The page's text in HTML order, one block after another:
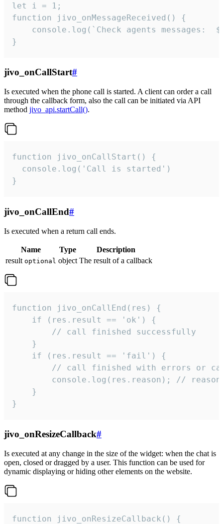
let i = 1;
function jivo_onMessageReceived() {
}
jivo_onCallStart#
Is executed when the phone call is started. A client can order a call
through the callback form, also the call can be initiated via API
method jivo_api.startCall().
function jivo_onCallStart() {
  console.log('Call is started')
}
jivo_onCallEnd#
Is executed when a return call ends.
Name Type
Description
result optional object The result of a callback
function jivo_onCallEnd(res) {
    if (res.result == 'ok') {
        // call finished successfully
    }
    if (res.result == 'fail') {
// call finished with errors or
console.log(res.reason); //
    }
}
jivo_onResizeCallback#
Is executed at any change in the size of the widget: when the chat is
open, closed or dragged by a user. This function can be used for
dynamic displaying or hiding other elements on the website.
function jivo_onResizeCallback() {